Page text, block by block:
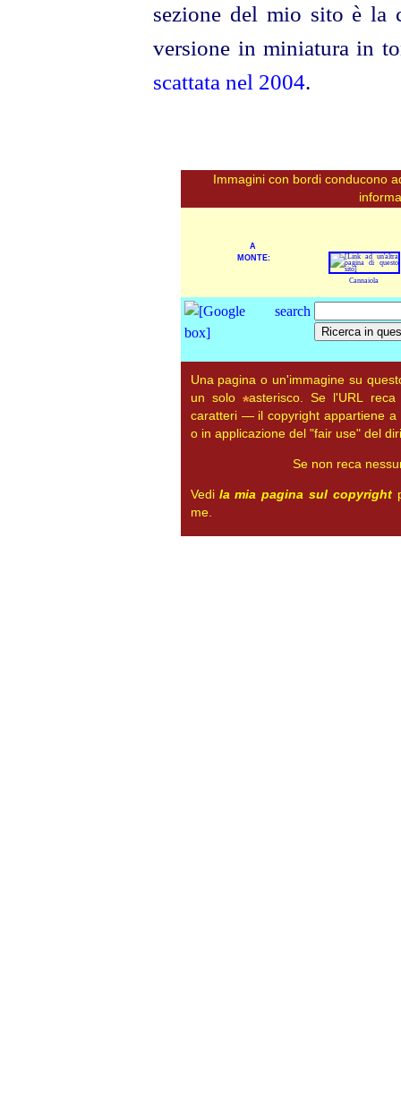
sezione del mio sito è la
versione in miniatura in
scattata nel 2004.
Immagini con bordi conducono
A
MONTE:
Cannaiola
Una pagina o un'immagine su
un solo *asterisco. Se l'URL
caratteri — il copyright appartiene a
o in applicazione del "fair use" del
Se non reca
Vedi la mia pagina sul copyright
me.